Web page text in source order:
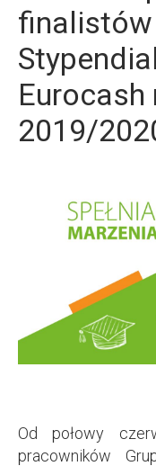
finalistów
Eurocash
2019/
Od połowy
pracowników